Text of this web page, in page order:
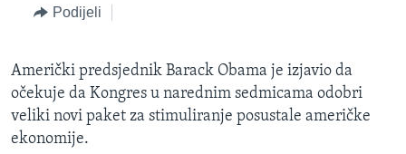
SJEDINJENE AMERIČKE DRŽAVE
SVIJET
NAUKA I TEHNOLOGIJA
KORUPCIJA
SLOBODA MEDIJA
ŽENSKA STRANA
Podijeli
Američki predsjednik Barack Obama je izjavio da
očekuje da Kongres u narednim sedmicama odobri
veliki novi paket za stimuliranje posustale američke
ekonomije.